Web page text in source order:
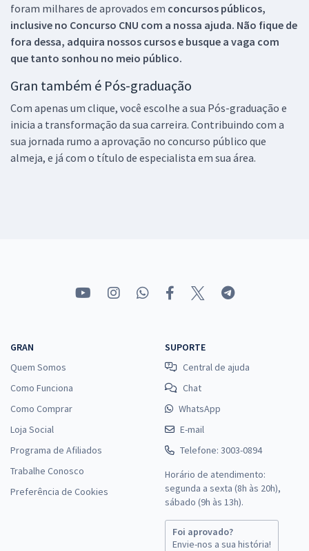
foram milhares de aprovados em concursos públicos,
inclusive no Concurso CNU com a nossa ajuda. Não fique de
fora dessa, adquira nossos cursos e busque a vaga com
que tanto sonhou no meio público.
Gran também é Pós-graduação
Com apenas um clique, você escolhe a sua Pós-graduação e
inicia a transformação da sua carreira. Contribuindo com a
sua jornada rumo a aprovação no concurso público que
almeja, e já com o título de especialista em sua área.
GRAN
Quem Somos
Como Funciona
Como Comprar
Loja Social
Programa de Afiliados
Trabalhe Conosco
Preferência de Cookies
SUPORTE
Central de ajuda
Chat
WhatsApp
E-mail
Telefone: 3003-0894
Horário de atendimento:
segunda a sexta (8h às 20h),
sábado (9h às 13h).
Foi aprovado?
Envie-nos a sua história!